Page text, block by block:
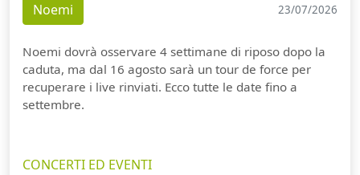
Noemi 23/07/2026
Noemi dovrà osservare 4 settimane di riposo dopo la
caduta, ma dal 16 agosto sarà un tour de force per
recuperare i live rinviati. Ecco tutte le date fino a
settembre.
CONCERTI ED EVENTI